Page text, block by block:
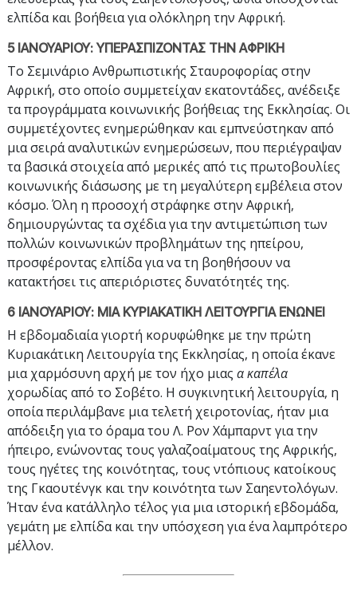
ελπίδα και βοήθεια για ολόκληρη την Αφρική.
5 ΙΑΝΟΥΑΡΙΟΥ: ΥΠΕΡΑΣΠΙΖΟΝΤΑΣ ΤΗΝ ΑΦΡΙΚΗ
Το Σεμινάριο Ανθρωπιστικής Σταυροφορίας στην
Αφρική, στο οποίο συμμετείχαν εκατοντάδες, ανέδειξε
τα προγράμματα κοινωνικής βοήθειας της Εκκλησίας. Οι
συμμετέχοντες ενημερώθηκαν και εμπνεύστηκαν από
μια σειρά αναλυτικών ενημερώσεων, που περιέγραψαν
τα βασικά στοιχεία από μερικές από τις πρωτοβουλίες
κοινωνικής διάσωσης με τη μεγαλύτερη εμβέλεια στον
κόσμο. Όλη η προσοχή στράφηκε στην Αφρική,
δημιουργώντας τα σχέδια για την αντιμετώπιση των
πολλών κοινωνικών προβλημάτων της ηπείρου,
προσφέροντας ελπίδα για να τη βοηθήσουν να
κατακτήσει τις απεριόριστες δυνατότητές της.
6 ΙΑΝΟΥΑΡΙΟΥ: ΜΙΑ ΚΥΡΙΑΚΑΤΙΚΗ ΛΕΙΤΟΥΡΓΙΑ ΕΝΩΝΕΙ
Η εβδομαδιαία γιορτή κορυφώθηκε με την πρώτη
Κυριακάτικη Λειτουργία της Εκκλησίας, η οποία έκανε
μια χαρμόσυνη αρχή με τον ήχο μιας α καπέλα
χορωδίας από το Σοβέτο. Η συγκινητική λειτουργία, η
οποία περιλάμβανε μια τελετή χειροτονίας, ήταν μια
απόδειξη για το όραμα του Λ. Ρον Χάμπαρντ για την
ήπειρο, ενώνοντας τους γαλαζοαίματους της Αφρικής,
τους ηγέτες της κοινότητας, τους ντόπιους κατοίκους
της Γκαουτένγκ και την κοινότητα των Σαηεντολόγων.
Ήταν ένα κατάλληλο τέλος για μια ιστορική εβδομάδα,
γεμάτη με ελπίδα και την υπόσχεση για ένα λαμπρότερο
μέλλον.